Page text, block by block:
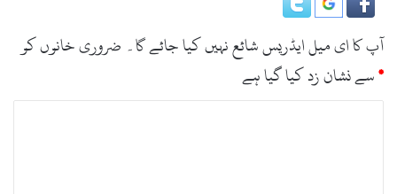
آپ کا ای میل ایڈریس شائع نہیں کیا جائے گا۔ ضروری خانوں کو
*سے نشان زد کیا گیا ہے